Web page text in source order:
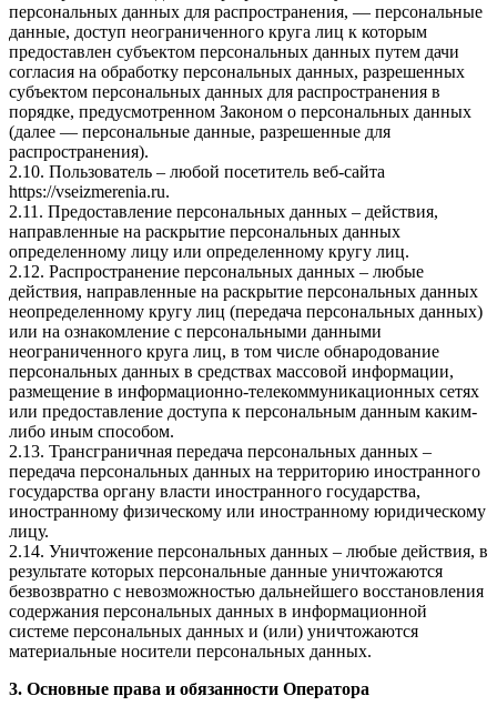
персональных данных для распространения, — персональные
данные, доступ неограниченного круга лиц к которым
предоставлен субъектом персональных данных путем дачи
согласия на обработку персональных данных, разрешенных
субъектом персональных данных для распространения в
порядке, предусмотренном Законом о персональных данных
(далее — персональные данные, разрешенные для
распространения).
2.10. Пользователь – любой посетитель веб-сайта
https://vseizmerenia.ru.
2.11. Предоставление персональных данных – действия,
направленные на раскрытие персональных данных
определенному лицу или определенному кругу лиц.
2.12. Распространение персональных данных – любые
действия, направленные на раскрытие персональных данных
неопределенному кругу лиц (передача персональных данных)
или на ознакомление с персональными данными
неограниченного круга лиц, в том числе обнародование
персональных данных в средствах массовой информации,
размещение в информационно-телекоммуникационных сетях
или предоставление доступа к персональным данным каким-
либо иным способом.
2.13. Трансграничная передача персональных данных –
передача персональных данных на территорию иностранного
государства органу власти иностранного государства,
иностранному физическому или иностранному юридическому
лицу.
2.14. Уничтожение персональных данных – любые действия, в
результате которых персональные данные уничтожаются
безвозвратно с невозможностью дальнейшего восстановления
содержания персональных данных в информационной
системе персональных данных и (или) уничтожаются
материальные носители персональных данных.
3. Основные права и обязанности Оператора